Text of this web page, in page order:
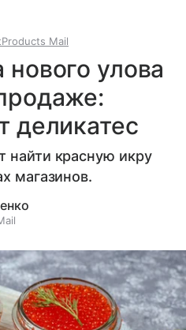
Mail
улова
деликатес
найти красную икру
магазинов.